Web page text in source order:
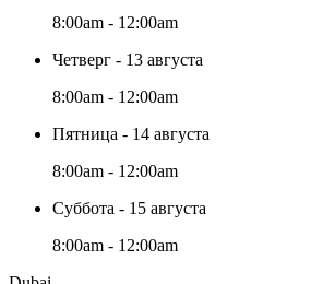
8:00am - 12:00am
Четверг - 13 августа
8:00am - 12:00am
Пятница - 14 августа
8:00am - 12:00am
Суббота - 15 августа
8:00am - 12:00am